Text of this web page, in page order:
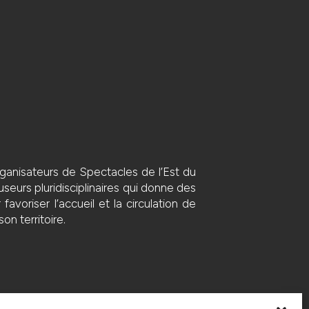
de Spectacles de l’Est du
pluridisciplinaires qui donne des
l’accueil et la circulation de
territoire.